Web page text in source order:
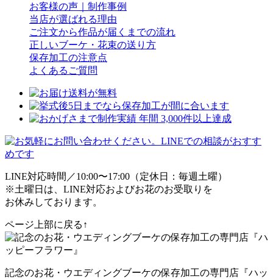
お客様の声｜制作事例
当店が選ばれる理由
ご注文から作品が届くまでの流れ
正しいブーケ・花束の送り方
保存加工の注意点
よくあるご質問
LINE対応時間／10:00〜17:00（定休日：毎週土曜）
※土曜日は、LINE対応およびお花のお受取りを
お休みしております。
ページ上部に戻る↑
記念のお花・ウエディングブーケの保存加工の専門店『ハッ